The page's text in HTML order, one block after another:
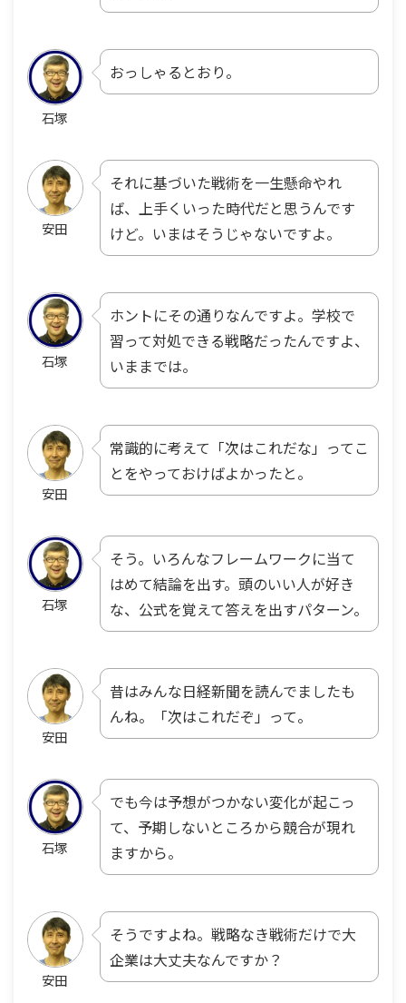
石塚
おっしゃるとおり。
安田
それに基づいた戦術を一生懸命やれ
ば、上手くいった時代だと思うんです
けど。いまはそうじゃないですよ。
石塚
ホントにその通りなんですよ。学校で
習って対処できる戦略だったんですよ、
いままでは。
安田
常識的に考えて「次はこれだな」ってこ
とをやっておけばよかったと。
石塚
そう。いろんなフレームワークに当て
はめて結論を出す。頭のいい人が好き
な、公式を覚えて答えを出すパターン。
安田
昔はみんな日経新聞を読んでましたも
んね。「次はこれだぞ」って。
石塚
でも今は予想がつかない変化が起こっ
て、予期しないところから競合が現れ
ますから。
安田
そうですよね。戦略なき戦術だけで大
企業は大丈夫なんですか？